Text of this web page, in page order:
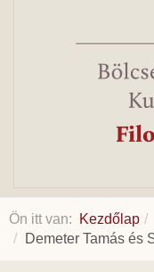
Ön itt van: Kezdőlap
Demeter Tamás és